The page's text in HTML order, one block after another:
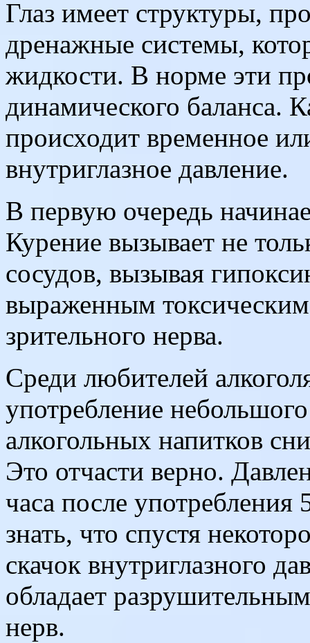
Глаз имеет структуры,
дренажные системы,
жидкости. В норме эти
динамического баланса.
происходит временное
внутриглазное давление.
В первую очередь
Курение вызывает не
сосудов, вызывая
выраженным
зрительного нерва.
Среди любителей
употребление
алкогольных напитков
Это отчасти верно.
часа после употребления
знать, что спустя
скачок внутриглазного
обладает
нерв.